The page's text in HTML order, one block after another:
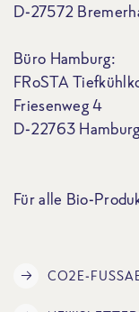
D-27572
Büro Hamburg:
FRoSTA
Friesenweg 4
D-22763 Hamburg
Für alle Bio-
CO2E-